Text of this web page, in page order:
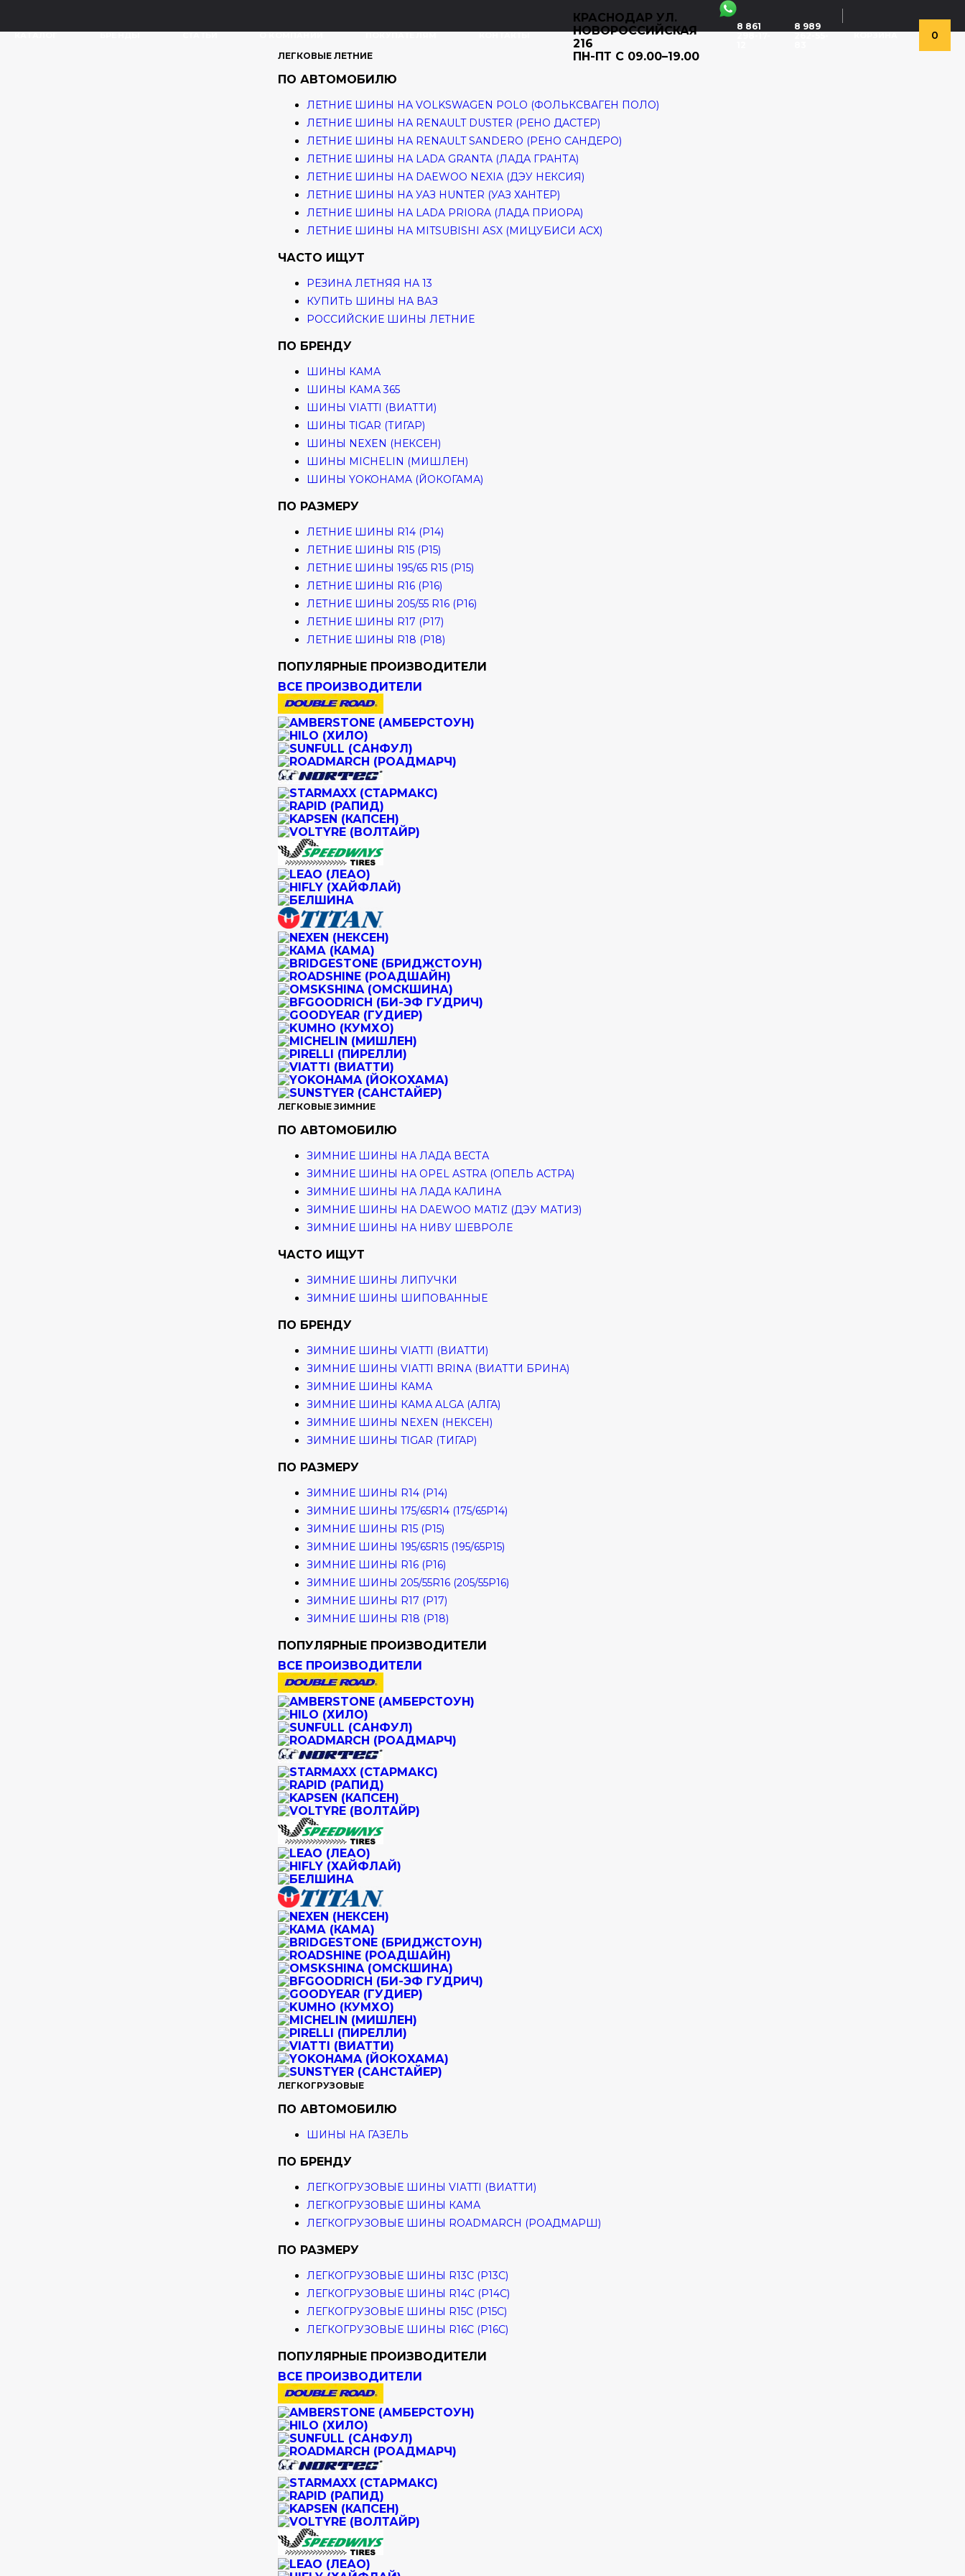
КРАСНОДАР УЛ.
НОВОРОССИЙСКАЯ
216
ПН-ПТ С 09.00–19.00
8 861
298-17-
8 989
262-55-
0
ЛЕГКОВЫЕ ЛЕТНИЕ
ПО АВТОМОБИЛЮ
ЛЕТНИЕ ШИНЫ НА VOLKSWAGEN POLO (ФОЛЬКСВАГЕН ПОЛО)
ЛЕТНИЕ ШИНЫ НА RENAULT DUSTER (РЕНО ДАСТЕР)
ЛЕТНИЕ ШИНЫ НА RENAULT SANDERO (РЕНО САНДЕРО)
ЛЕТНИЕ ШИНЫ НА LADA GRANTA (ЛАДА ГРАНТА)
ЛЕТНИЕ ШИНЫ НА DAEWOO NEXIA (ДЭУ НЕКСИЯ)
ЛЕТНИЕ ШИНЫ НА УАЗ HUNTER (УАЗ ХАНТЕР)
ЛЕТНИЕ ШИНЫ НА LADA PRIORA (ЛАДА ПРИОРА)
ЛЕТНИЕ ШИНЫ НА MITSUBISHI ASX (МИЦУБИСИ АСХ)
ЧАСТО ИЩУТ
РЕЗИНА ЛЕТНЯЯ НА 13
КУПИТЬ ШИНЫ НА ВАЗ
РОССИЙСКИЕ ШИНЫ ЛЕТНИЕ
ПО БРЕНДУ
ШИНЫ КАМА
ШИНЫ КАМА 365
ШИНЫ VIATTI (ВИАТТИ)
ШИНЫ TIGAR (ТИГАР)
ШИНЫ NEXEN (НЕКСЕН)
ШИНЫ MICHELIN (МИШЛЕН)
ШИНЫ YOKOHAMA (ЙОКОГАМА)
ПО РАЗМЕРУ
ЛЕТНИЕ ШИНЫ R14 (Р14)
ЛЕТНИЕ ШИНЫ R15 (Р15)
ЛЕТНИЕ ШИНЫ 195/65 R15 (Р15)
ЛЕТНИЕ ШИНЫ R16 (Р16)
ЛЕТНИЕ ШИНЫ 205/55 R16 (Р16)
ЛЕТНИЕ ШИНЫ R17 (Р17)
ЛЕТНИЕ ШИНЫ R18 (Р18)
ПОПУЛЯРНЫЕ ПРОИЗВОДИТЕЛИ
ВСЕ ПРОИЗВОДИТЕЛИ
ЛЕГКОВЫЕ ЗИМНИЕ
ПО АВТОМОБИЛЮ
ЗИМНИЕ ШИНЫ НА ЛАДА ВЕСТА
ЗИМНИЕ ШИНЫ НА OPEL ASTRA (ОПЕЛЬ АСТРА)
ЗИМНИЕ ШИНЫ НА ЛАДА КАЛИНА
ЗИМНИЕ ШИНЫ НА DAEWOO MATIZ (ДЭУ МАТИЗ)
ЗИМНИЕ ШИНЫ НА НИВУ ШЕВРОЛЕ
ЧАСТО ИЩУТ
ЗИМНИЕ ШИНЫ ЛИПУЧКИ
ЗИМНИЕ ШИНЫ ШИПОВАННЫЕ
ПО БРЕНДУ
ЗИМНИЕ ШИНЫ VIATTI (ВИАТТИ)
ЗИМНИЕ ШИНЫ VIATTI BRINA (ВИАТТИ БРИНА)
ЗИМНИЕ ШИНЫ КАМА
ЗИМНИЕ ШИНЫ КАМА ALGA (АЛГА)
ЗИМНИЕ ШИНЫ NEXEN (НЕКСЕН)
ЗИМНИЕ ШИНЫ TIGAR (ТИГАР)
ПО РАЗМЕРУ
ЗИМНИЕ ШИНЫ R14 (Р14)
ЗИМНИЕ ШИНЫ 175/65R14 (175/65Р14)
ЗИМНИЕ ШИНЫ R15 (Р15)
ЗИМНИЕ ШИНЫ 195/65R15 (195/65Р15)
ЗИМНИЕ ШИНЫ R16 (Р16)
ЗИМНИЕ ШИНЫ 205/55R16 (205/55Р16)
ЗИМНИЕ ШИНЫ R17 (Р17)
ЗИМНИЕ ШИНЫ R18 (Р18)
ПОПУЛЯРНЫЕ ПРОИЗВОДИТЕЛИ
ВСЕ ПРОИЗВОДИТЕЛИ
ЛЕГКОГРУЗОВЫЕ
ПО АВТОМОБИЛЮ
ШИНЫ НА ГАЗЕЛЬ
ПО БРЕНДУ
ЛЕГКОГРУЗОВЫЕ ШИНЫ VIATTI (ВИАТТИ)
ЛЕГКОГРУЗОВЫЕ ШИНЫ КАМА
ЛЕГКОГРУЗОВЫЕ ШИНЫ ROADMARCH (РОАДМАРШ)
ПО РАЗМЕРУ
ЛЕГКОГРУЗОВЫЕ ШИНЫ R13C (Р13С)
ЛЕГКОГРУЗОВЫЕ ШИНЫ R14C (Р14С)
ЛЕГКОГРУЗОВЫЕ ШИНЫ R15C (Р15С)
ЛЕГКОГРУЗОВЫЕ ШИНЫ R16C (Р16С)
ПОПУЛЯРНЫЕ ПРОИЗВОДИТЕЛИ
ВСЕ ПРОИЗВОДИТЕЛИ